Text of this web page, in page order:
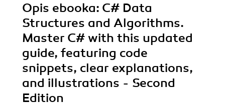
Opis ebooka: C# Data
Structures and Algorithms.
Master C# with this updated
guide, featuring code
snippets, clear explanations,
and illustrations - Second
Edition